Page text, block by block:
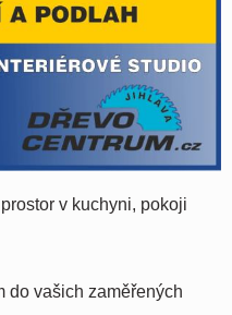
v kuchyni, pokoji
do vašich zaměřených